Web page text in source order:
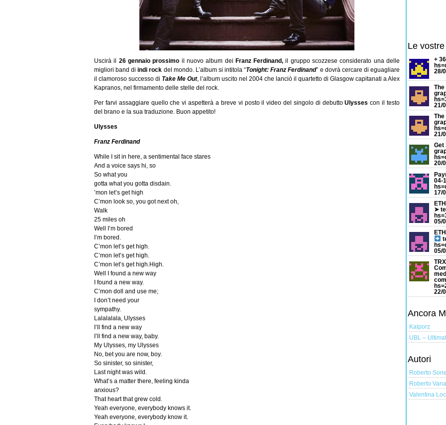
Uscirà il 26 gennaio prossimo il nuovo album dei Franz Ferdinand, il gruppo scozzese considerato una delle
migliori band di indi rock del mondo. L’album si intitola “Tonight: Franz Ferdinand” e dovrà cercare di eguagliare
il clamoroso successo di Take Me Out, l’album uscito nel 2004 che lanciò il quartetto di Glasgow capitanati a Alex
Kapranos, nel firmamento delle stelle del rock.
Per farvi assaggiare quello che vi aspetterà a breve vi posto il video del singolo di debuttoUlysses con il testo
del brano e la sua traduzione. Buon appetito!
Ulysses
Franz Ferdinand
While I sit in here, a sentimental face stares
And a voice says hi, so
So what you
gotta what you gotta disdain.
’mon let’s get high
C’mon look so, you got next oh,
Walk
25 miles oh
Well I’m bored
I’m bored.
C’mon let’s get high.
C’mon let’s get high.
C’mon let’s get high.High.
Well I found a new way
I found a new way.
C’mon doll and use me;
I don’t need your
sympathy.
Lalalalala, Ulysses
I’ll find a new way
I’ll find a new way, baby.
My Ulysses, my Ulysses
No, bet you are now, boy.
So sinister, so sinister,
Last night was wild.
What’s a matter there, feeling kinda
anxious?
That heart that grew cold.
Yeah everyone, everybody knows it.
Yeah everyone, everybody know it.
Le
+
28/
21/
The
21/
Get
20/
04-
17/
➤
05/
05/
22/
Ancora
Kalporz
UBL –
Autori
Roberto
Roberto
Valentina